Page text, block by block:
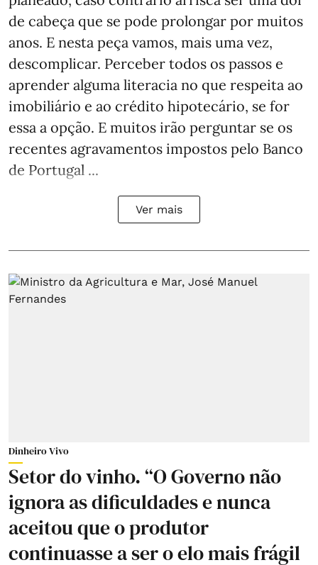
de cabeça que se pode prolongar por muitos
anos. E nesta peça vamos, mais uma vez,
descomplicar. Perceber todos os passos e
aprender alguma literacia no que respeita ao
imobiliário e ao crédito hipotecário, se for
essa a opção. E muitos irão perguntar se os
recentes agravamentos impostos pelo Banco
de Portugal ...
Ver mais
Dinheiro Vivo
Setor do vinho. “O Governo não
ignora as dificuldades e nunca
aceitou que o produtor
continuasse a ser o elo mais frágil